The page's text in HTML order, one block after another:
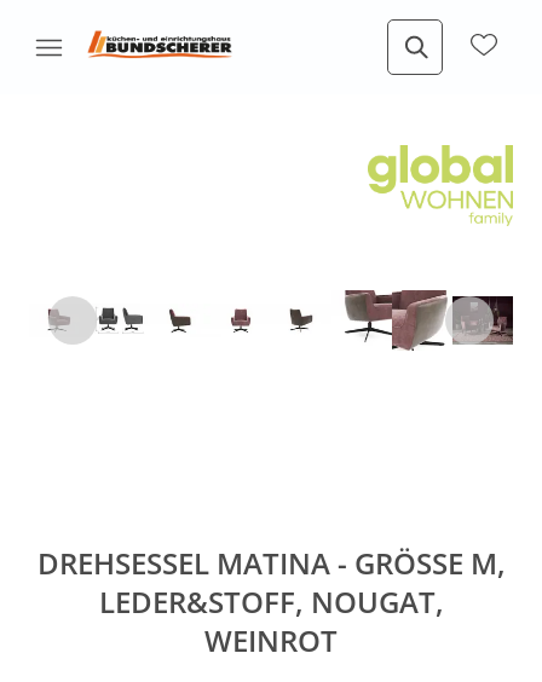
DREHSESSEL MATINA - GRÖSSE M, L
EDER&STOFF, NOUGAT, W
EINROT